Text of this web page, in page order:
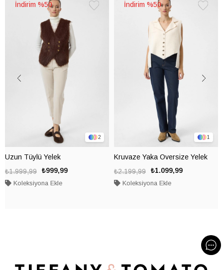
2
Uzun Tüylü Yelek
₺999,99
₺1.999,99
Koleksiyona Ekle
%50
1
Kruvaze Yaka Oversize Yelek
₺1.099,99
₺2.199,99
Koleksiyona Ekle
%50